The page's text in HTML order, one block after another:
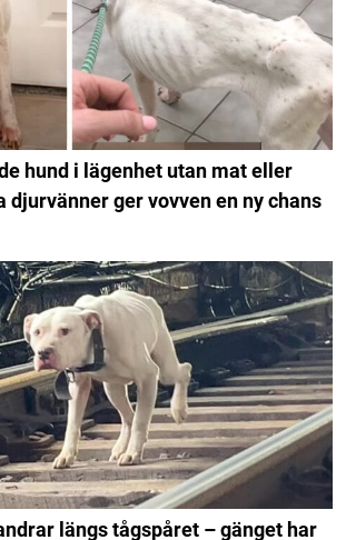
hund i lägenhet utan mat eller
djurvänner ger vovven en ny chans
längs tågspåret – gänget har